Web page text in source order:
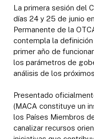
La primera sesión del
días 24 y 25 de junio
Permanente de la
contempla la
primer año de
los parámetros de
análisis de los
Presentado
(MACA constituye un
los Países Miembros
canalizar recursos